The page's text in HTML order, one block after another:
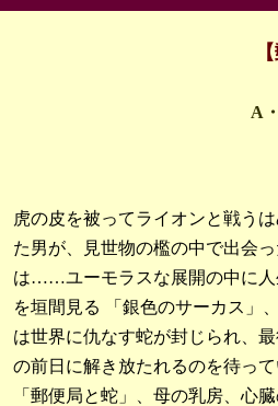
A
虎の皮を被ってライオンと戦う
た男が、見世物の檻の中で出会
は……ユーモラスな展開の中に人
を垣間見る 「銀色のサーカス」
は世界に仇なす蛇が封じられ、
の前日に解き放たれるのを待っ
「郵便局と蛇」、母の乳房、心